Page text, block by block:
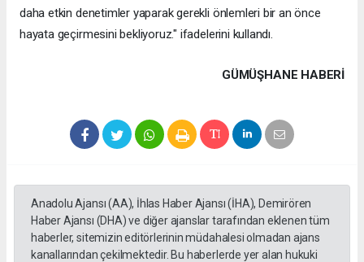
daha etkin denetimler yaparak gerekli önlemleri bir an önce
hayata geçirmesini bekliyoruz." ifadelerini kullandı.
GÜMÜŞHANE HABERİ
Anadolu Ajansı (AA), İhlas Haber Ajansı (İHA), Demirören
Haber Ajansı (DHA) ve diğer ajanslar tarafından eklenen tüm
haberler, sitemizin editörlerinin müdahalesi olmadan ajans
kanallarından çekilmektedir. Bu haberlerde yer alan hukuki